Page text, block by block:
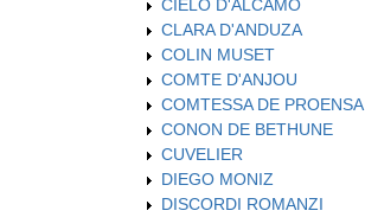
CIELO D'ALCAMO
CLARA D'ANDUZA
COLIN MUSET
COMTE D'ANJOU
COMTESSA DE PROENSA
CONON DE BETHUNE
CUVELIER
DIEGO MONIZ
DISCORDI ROMANZI